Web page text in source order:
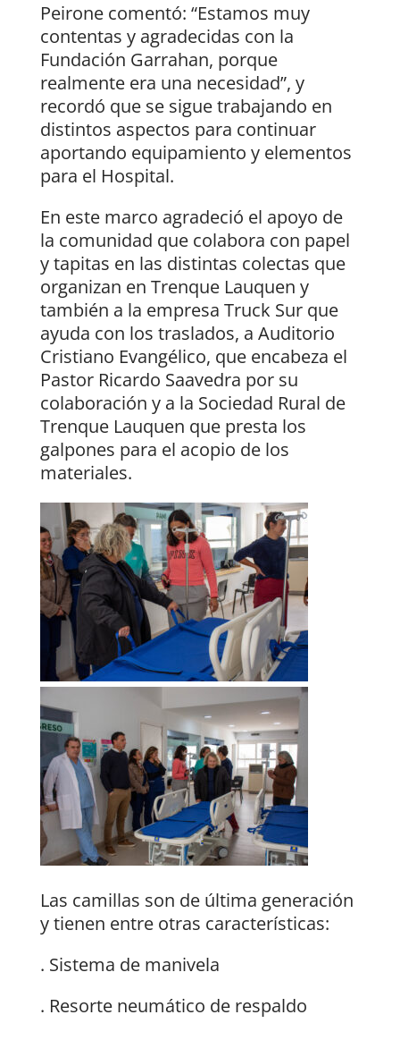
Peirone comentó: “Estamos muy
contentas y agradecidas con la
Fundación Garrahan, porque
realmente era una necesidad”, y
recordó que se sigue trabajando en
distintos aspectos para continuar
aportando equipamiento y elementos
para el Hospital.
En este marco agradeció el apoyo de
la comunidad que colabora con papel
y tapitas en las distintas colectas que
organizan en Trenque Lauquen y
también a la empresa Truck Sur que
ayuda con los traslados, a Auditorio
Cristiano Evangélico, que encabeza el
Pastor Ricardo Saavedra por su
colaboración y a la Sociedad Rural de
Trenque Lauquen que presta los
galpones para el acopio de los
materiales.
Las camillas son de última generación
y tienen entre otras características:
. Sistema de manivela
. Resorte neumático de respaldo